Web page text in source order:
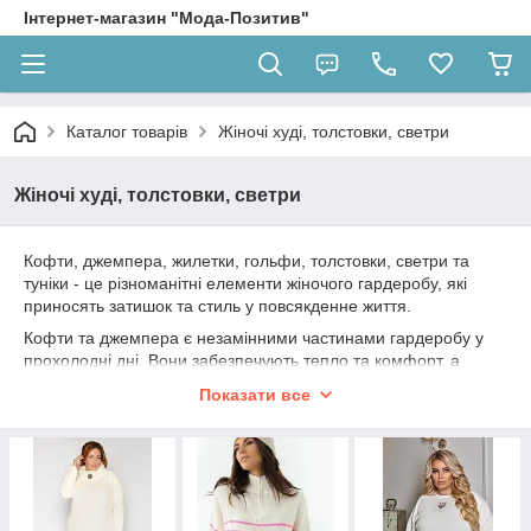
Інтернет-магазин "Мода-Позитив"
Каталог товарів Жіночі худі, толстовки, светри
Жіночі худі, толстовки, светри
Кофти, джемпера, жилетки, гольфи, толстовки, светри та
туніки - це різноманітні елементи жіночого гардеробу, які
приносять затишок та стиль у повсякденне життя.
Кофти та джемпера є незамінними частинами гардеробу у
прохолодні дні. Вони забезпечують тепло та комфорт, а
кофту під будь-яке вбрання.
Жилетки додають шарму та акцентують увагу на верхній
частині тіла. Їх можна носити поверх блуз, футболок або
суконь, створюючи стильні шари в образі.
Гольфи – це ідеальний вибір для холодних днів. Вони
Показати все